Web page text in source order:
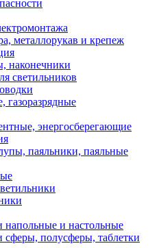
металлорукав и крепеж
наконечники
светильников
газоразрядные
энергосберегающие
паяльники, паяльные
напольные и настольные
сферы, полусферы, таблетки